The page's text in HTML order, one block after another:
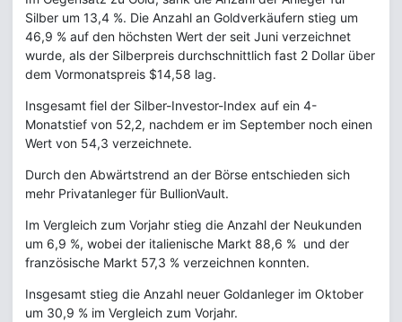
Silber um 13,4 %. Die Anzahl an Goldverkäufern stieg um
46,9 % auf den höchsten Wert der seit Juni verzeichnet
wurde, als der Silberpreis durchschnittlich fast 2 Dollar über
dem Vormonatspreis $14,58 lag.
Insgesamt fiel der Silber-Investor-Index auf ein 4-
Monatstief von 52,2, nachdem er im September noch einen
Wert von 54,3 verzeichnete.
Durch den Abwärtstrend an der Börse entschieden sich
mehr Privatanleger für BullionVault.
Im Vergleich zum Vorjahr stieg die Anzahl der Neukunden
um 6,9 %, wobei der italienische Markt 88,6 % und der
französische Markt 57,3 % verzeichnen konnten.
Insgesamt stieg die Anzahl neuer Goldanleger im Oktober
um 30,9 % im Vergleich zum Vorjahr.